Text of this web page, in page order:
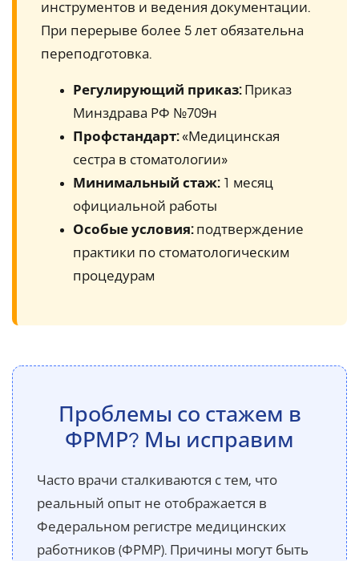
инструментов и ведения документации.
При перерыве более 5 лет обязательна
переподготовка.
Регулирующий приказ:Приказ
Минздрава РФ №709н
Профстандарт:«Медицинская
сестра в стоматологии»
Минимальный стаж:1 месяц
официальной работы
Особые условия:подтверждение
практики по стоматологическим
процедурам
Проблемы со стажем в
ФРМР? Мы исправим
Часто врачи сталкиваются с тем, что
реальный опыт не отображается в
Федеральном регистре медицинских
работников (ФРМР). Причины могут быть